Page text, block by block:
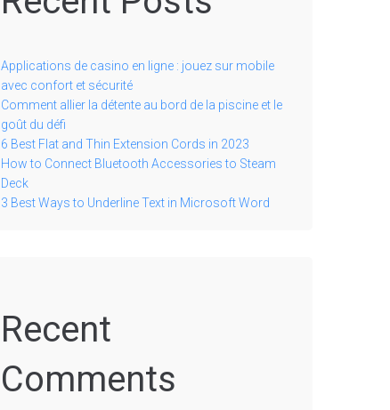
Applications de casino en ligne : jouez sur mobile
avec confort et sécurité
Comment allier la détente au bord de la piscine et le
goût du défi
6 Best Flat and Thin Extension Cords in 2023
How to Connect Bluetooth Accessories to Steam
Deck
3 Best Ways to Underline Text in Microsoft Word
Recent
Comments